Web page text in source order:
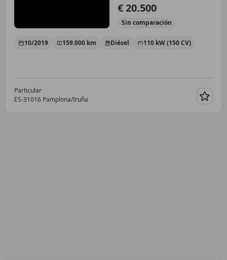
€ 20.500
Sin comparación
10/2019 159.000 km Diésel 110 kW (150 CV)
Particular
ES-31016 Pamplona/Iruña